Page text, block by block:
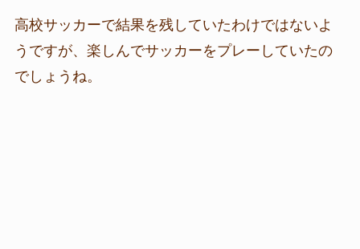
高校サッカーで結果を残していたわけではないよ
うですが、楽しんでサッカーをプレーしていたの
でしょうね。